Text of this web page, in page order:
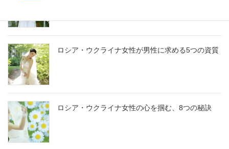
ロシア・ウクライナ女性が男性に求める5つの資質
ロシア・ウクライナ女性の心を掴む、8つの秘訣